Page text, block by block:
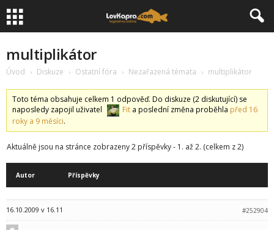
multiplikátor
Úvod › Diskuze › Ostatní fóra › Nezařazená témata › multiplikátor
Toto téma obsahuje celkem 1 odpověď. Do diskuze (2 diskutující) se
naposledy zapojil uživatel
Fit a poslední změna proběhla před 16
roky a 9 měsíci.
Aktuálně jsou na stránce zobrazeny 2 příspěvky - 1. až 2. (celkem z 2)
Autor Příspěvky
16.10.2009 v 16.11 #252904